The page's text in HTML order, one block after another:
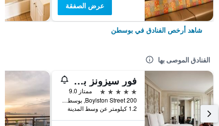
عرض الصفقة
شاهد أرخص الفنادق في بوسطن
الفنادق الموصى بها
فور سيزونز بوسطن
5 نجوم
ممتاز 9.0
200 Boylston Street, بوسطن, MA, الولايات المتحدة الأميريكية
1.2 كيلومتر عن وسط المدينة